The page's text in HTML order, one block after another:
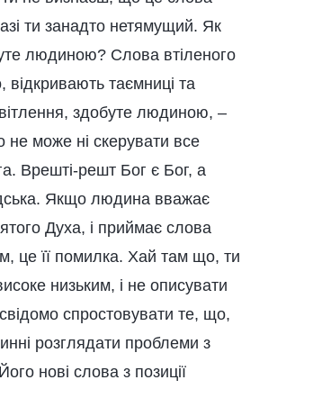
ти занадто нетямущий. Як
людиною? Слова втіленого
таємниці та
здобуте людиною, –
не може ні скерувати все
Врешті-решт Бог є Бог, а
Якщо людина вважає
Духа, і приймає слова
це її помилка. Хай там що, ти
низьким, і не описувати
спростовувати те, що,
розглядати проблеми з
нові слова з позиції